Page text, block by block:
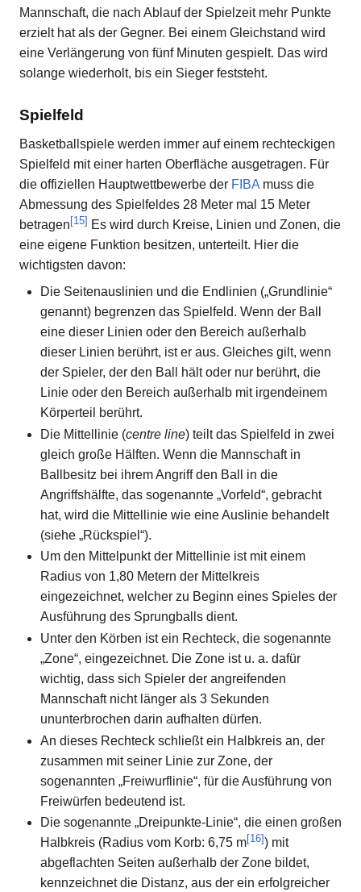
Mannschaft, die nach Ablauf der Spielzeit mehr Punkte
erzielt hat als der Gegner. Bei einem Gleichstand wird
eine Verlängerung von fünf Minuten gespielt. Das wird
solange wiederholt, bis ein Sieger feststeht.
Spielfeld
Basketballspiele werden immer auf einem rechteckigen
Spielfeld mit einer harten Oberfläche ausgetragen. Für
die offiziellen Hauptwettbewerbe der FIBA muss die
Abmessung des Spielfeldes 28 Meter mal 15 Meter
betragen [15] Es wird durch Kreise, Linien und Zonen, die
eine eigene Funktion besitzen, unterteilt. Hier die
wichtigsten davon:
Die Seitenauslinien und die Endlinien („Grundlinie“
genannt) begrenzen das Spielfeld. Wenn der Ball
eine dieser Linien oder den Bereich außerhalb
dieser Linien berührt, ist er aus. Gleiches gilt, wenn
der Spieler, der den Ball hält oder nur berührt, die
Linie oder den Bereich außerhalb mit irgendeinem
Körperteil berührt.
Die Mittellinie (centre line) teilt das Spielfeld in zwei
gleich große Hälften. Wenn die Mannschaft in
Ballbesitz bei ihrem Angriff den Ball in die
Angriffshälfte, das sogenannte „Vorfeld“, gebracht
hat, wird die Mittellinie wie eine Auslinie behandelt
(siehe „Rückspiel“).
Um den Mittelpunkt der Mittellinie ist mit einem
Radius von 1,80 Metern der Mittelkreis
eingezeichnet, welcher zu Beginn eines Spieles der
Ausführung des Sprungballs dient.
Unter den Körben ist ein Rechteck, die sogenannte
„Zone“, eingezeichnet. Die Zone ist u. a. dafür
wichtig, dass sich Spieler der angreifenden
Mannschaft nicht länger als 3 Sekunden
ununterbrochen darin aufhalten dürfen.
An dieses Rechteck schließt ein Halbkreis an, der
zusammen mit seiner Linie zur Zone, der
sogenannten „Freiwurflinie“, für die Ausführung von
Freiwürfen bedeutend ist.
Die sogenannte „Dreipunkte-Linie“, die einen großen
Halbkreis (Radius vom Korb: 6,75 m[16]) mit
abgeflachten Seiten außerhalb der Zone bildet,
kennzeichnet die Distanz, aus der ein erfolgreicher